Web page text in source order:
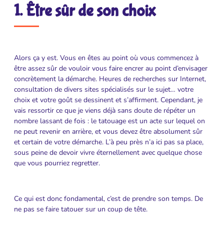
1. Être sûr de son choix
Alors ça y est. Vous en êtes au point où vous commencez à
être assez sûr de vouloir vous faire encrer au point d’envisager
concrètement la démarche. Heures de recherches sur Internet,
consultation de divers sites spécialisés sur le sujet… votre
choix et votre goût se dessinent et s’affirment. Cependant, je
vais ressortir ce que je viens déjà sans doute de répéter un
nombre lassant de fois : le tatouage est un acte sur lequel on
ne peut revenir en arrière, et vous devez être absolument sûr
et certain de votre démarche. L’à peu près n’a ici pas sa place,
sous peine de devoir vivre éternellement avec quelque chose
que vous pourriez regretter.
Ce qui est donc fondamental, c’est de prendre son temps. De
ne pas se faire tatouer sur un coup de tête.